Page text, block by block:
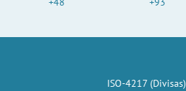
ISO-4217 (Divisas)